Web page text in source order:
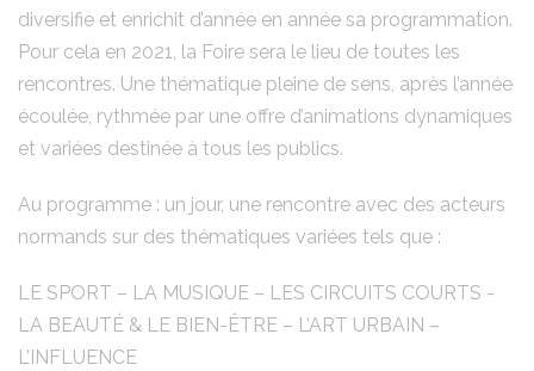
diversifie et enrichit d’année en année sa programmation.
Pour cela en 2021, la Foire sera le lieu de toutes les
rencontres. Une thématique pleine de sens, après l’année
écoulée, rythmée par une offre d’animations dynamiques
et variées destinée à tous les publics.
Au programme : un jour, une rencontre avec des acteurs
normands sur des thématiques variées tels que :
LE SPORT – LA MUSIQUE – LES CIRCUITS COURTS -
LA BEAUTÉ & LE BIEN-ÊTRE – L’ART URBAIN –
L’INFLUENCE